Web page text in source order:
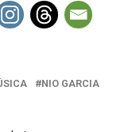
NIO GARCIA